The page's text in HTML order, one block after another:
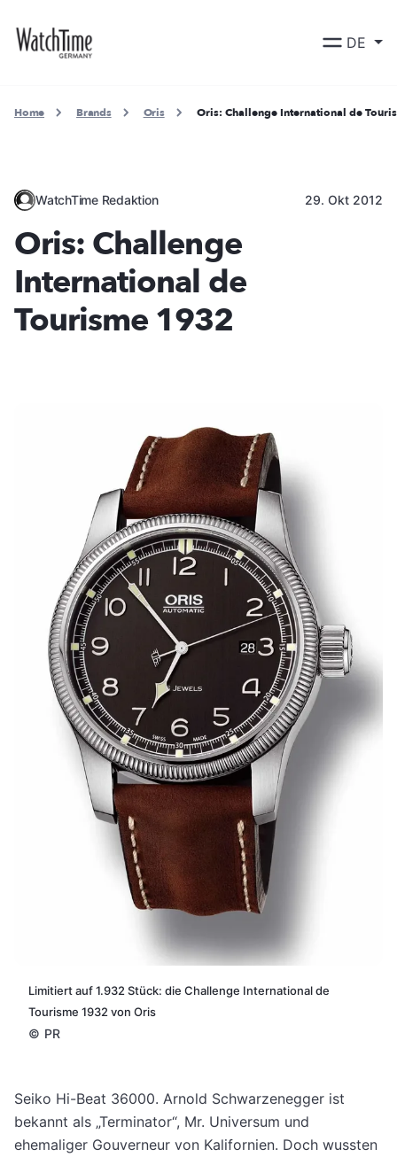
DE
Home Brands Oris Oris: Challenge International de
WatchTime Redaktion 29. Okt 2012
Oris: Challenge
International de
Tourisme 1932
Limitiert auf 1.932 Stück: die Challenge International de
Tourisme 1932 von Oris
© PR
Seiko Hi-Beat 36000. Arnold Schwarzenegger ist
bekannt als „Terminator“, Mr. Universum und
ehemaliger Gouverneur von Kalifornien. Doch wussten